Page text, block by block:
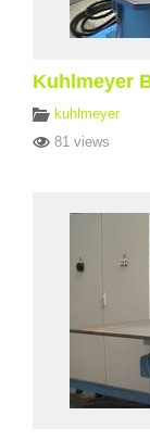
Kuhlmeyer
kuhlmeyer
81 views